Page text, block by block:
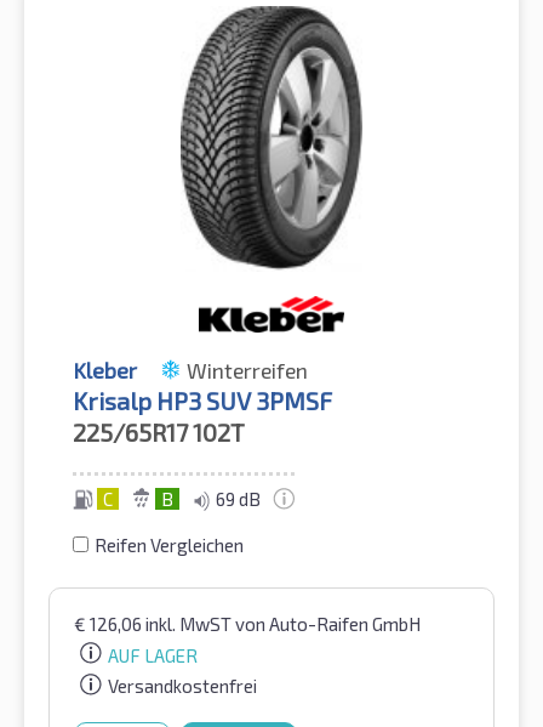
Kleber Winterreifen
Krisalp HP3 SUV 3PMSF
225/65R17102T
C B 69 dB
Reifen Vergleichen
€ 126,06 inkl. MwSTvon Auto-Raifen GmbH
AUF LAGER
Versandkostenfrei